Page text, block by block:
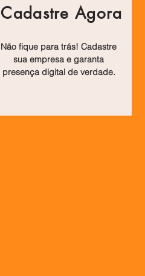
Cadastre Agora
Não fique para trás! Cadastre
sua empresa e garanta
presença digital de verdade.